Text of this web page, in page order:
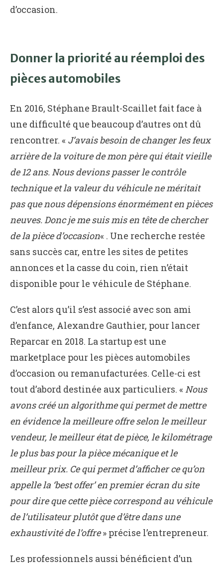
d’occasion.
Donner la priorité au réemploi des
pièces automobiles
En 2016, Stéphane Brault-Scaillet fait face à
une difficulté que beaucoup d’autres ont dû
rencontrer. « J’avais besoin de changer les feux
arrière de la voiture de mon père qui était vieille
de 12 ans. Nous devions passer le contrôle
technique et la valeur du véhicule ne méritait
pas que nous dépensions énormément en pièces
neuves. Donc je me suis mis en tête de chercher
de la pièce d’occasion« . Une recherche restée
sans succès car, entre les sites de petites
annonces et la casse du coin, rien n’était
disponible pour le véhicule de Stéphane.
C’est alors qu’il s’est associé avec son ami
d’enfance, Alexandre Gauthier, pour lancer
Reparcar en 2018. La startup est une
marketplace pour les pièces automobiles
d’occasion ou remanufacturées. Celle-ci est
tout d’abord destinée aux particuliers. « Nous
avons créé un algorithme qui permet de mettre
en évidence la meilleure offre selon le meilleur
vendeur, le meilleur état de pièce, le kilométrage
le plus bas pour la pièce mécanique et le
meilleur prix. Ce qui permet d’afficher ce qu’on
appelle la ‘best offer’ en premier écran du site
pour dire que cette pièce correspond au véhicule
de l’utilisateur plutôt que d’être dans une
exhaustivité de l’offre» précise l’entrepreneur.
Les professionnels aussi bénéficient d’un